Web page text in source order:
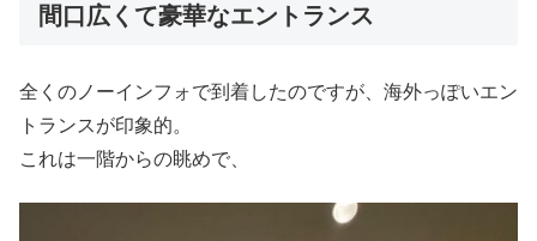
間口広くて豪華なエントランス
全くのノーインフォで到着したのですが、海外っぽいエン
トランスが印象的。
これは一階からの眺めで、